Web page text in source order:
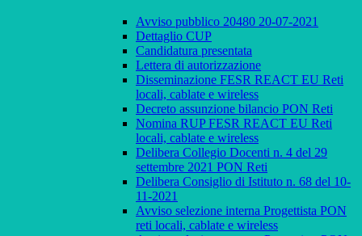
Avviso pubblico 20480 20-07-2021
Dettaglio CUP
Candidatura presentata
Lettera di autorizzazione
Disseminazione FESR REACT EU Reti
locali, cablate e wireless
Decreto assunzione bilancio PON Reti
Nomina RUP FESR REACT EU Reti
locali, cablate e wireless
Delibera Collegio Docenti n. 4 del 29
settembre 2021 PON Reti
Delibera Consiglio di Istituto n. 68 del 10-
11-2021
Avviso selezione interna Progettista PON
reti locali, cablate e wireless